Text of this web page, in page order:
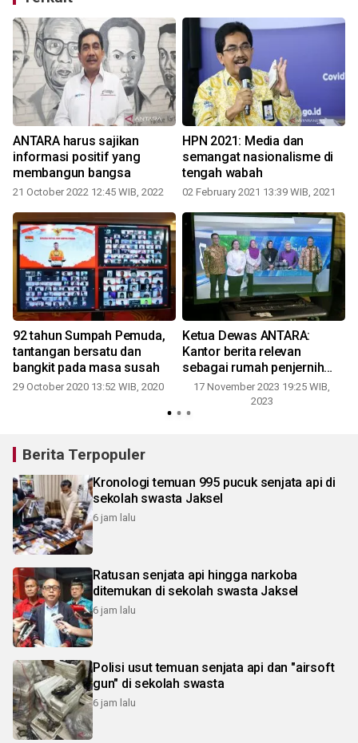
ANTARA harus sajikan
informasi positif yang
membangun bangsa
21 October 2022 12:45 WIB, 2022
HPN 2021: Media dan
semangat nasionalisme di
tengah wabah
02 February 2021 13:39 WIB, 2021
92 tahun Sumpah Pemuda,
tantangan bersatu dan
bangkit pada masa susah
29 October 2020 13:52 WIB, 2020
Ketua Dewas ANTARA:
Kantor berita relevan
sebagai rumah penjernih
berita
17 November 2023 19:25 WIB,
2023
Berita Terpopuler
Kronologi temuan 995 pucuk senjata api di
sekolah swasta Jaksel
6 jam lalu
Ratusan senjata api hingga narkoba
ditemukan di sekolah swasta Jaksel
6 jam lalu
Polisi usut temuan senjata api dan "airsoft
gun" di sekolah swasta
6 jam lalu